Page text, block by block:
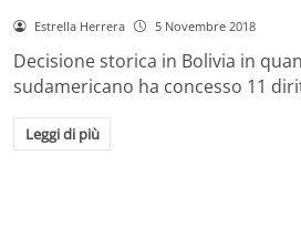
Estrella Herrera 5 Novembre 2018
Decisione storica in Bolivia in
sudamericano ha concesso 11
Leggi di più